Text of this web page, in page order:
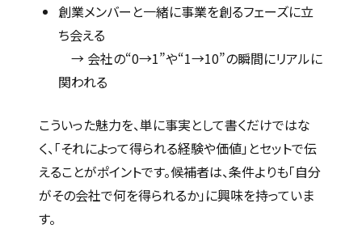
創業メンバーと一緒に事業を創るフェーズに立
ち会える
→ 会社の“0→1”や“1→10”の瞬間にリアルに
関われる
こういった魅力を、単に事実として書くだけではな
く、「それによって得られる経験や価値」とセットで伝
えることがポイントです。候補者は、条件よりも「自分
がその会社で何を得られるか」に興味を持っていま
す。